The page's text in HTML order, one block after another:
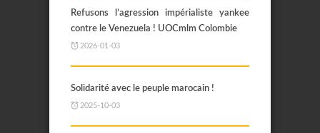
Refusons l’agression impérialiste yankee
contre le Venezuela ! UOCmlm Colombie
2026-01-03
Solidarité avec le peuple marocain !
2025-10-03